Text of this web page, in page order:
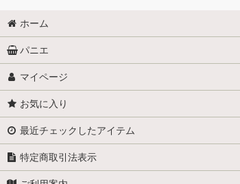
ホーム
パニエ
マイページ
お気に入り
最近チェックしたアイテム
特定商取引法表示